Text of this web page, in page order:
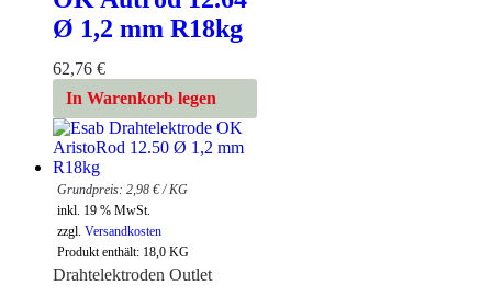
Ø 1,2 mm R18kg
62,76 €
In Warenkorb legen
2,98 €/KG
inkl. 19 % MwSt.
zzgl. Versandkosten
Produkt enthält: 18,0 KG
Drahtelektroden Outlet